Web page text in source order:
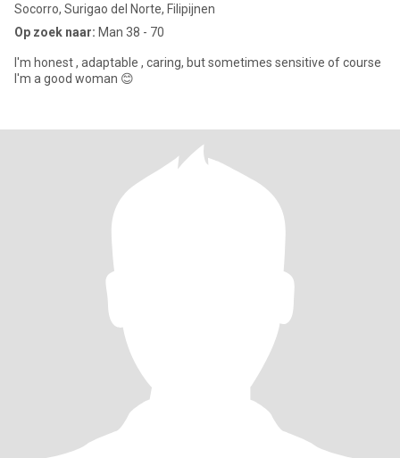
Socorro, Surigao del Norte, Filipijnen
Op zoek naar: Man 38 - 70
I'm honest , adaptable , caring, but sometimes sensitive of course
I'm a good woman 😊